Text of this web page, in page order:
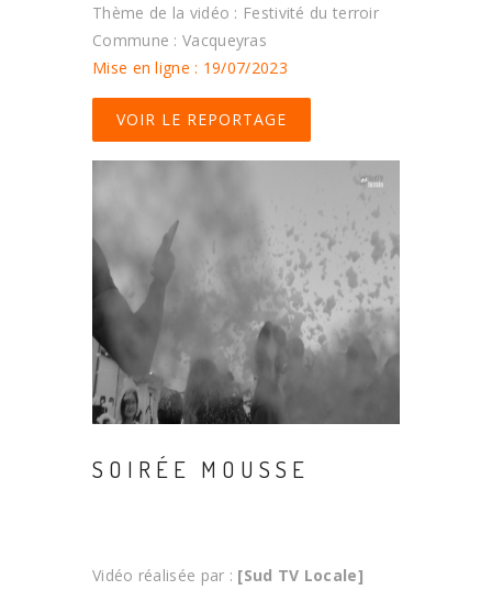
Thème de la vidéo : Festivité du terroir
Commune : Vacqueyras
Mise en ligne : 19/07/2023
VOIR LE REPORTAGE
SOIRÉE MOUSSE
Vidéo réalisée par : [Sud TV Locale]